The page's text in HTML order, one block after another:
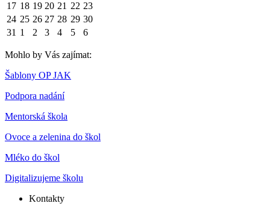
17 18 19 20 21 22 23
24 25 26 27 28 29 30
31 1 2 3 4 5 6
Mohlo by Vás zajímat:
Šablony OP JAK
Podpora nadání
Mentorská škola
Ovoce a zelenina do škol
Mléko do škol
Digitalizujeme školu
Kontakty